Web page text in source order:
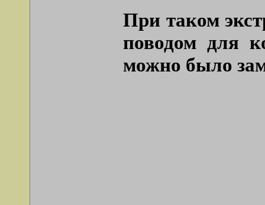
При таком
поводом для
можно было